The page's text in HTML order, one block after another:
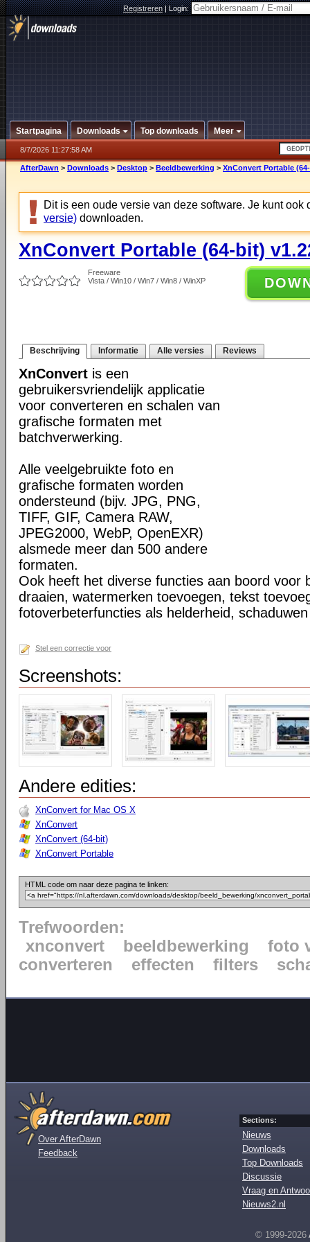
Registreren|Login:
Startpagina Downloads Top downloads Meer
8/7/2026 11:27:58 AM
AfterDawn > Downloads > Desktop > Beeldbewerking > XnConvert Portable
Dit is een oude versie van deze software. Je kunt ook
versie) downloaden.
XnConvert Portable (64-bit)
Freeware
Vista / Win10 / Win7 / Win8 / WinXP
Beschrijving Informatie Alle versies Reviews
XnConvert is een
gebruikersvriendelijk applicatie
voor converteren en schalen van
grafische formaten met
batchverwerking.
Alle veelgebruikte foto en
grafische formaten worden
ondersteund (bijv. JPG, PNG,
TIFF, GIF, Camera RAW,
JPEG2000, WebP, OpenEXR)
alsmede meer dan 500 andere
formaten.
Ook heeft het diverse functies aan boord voor
draaien, watermerken toevoegen, tekst
fotoverbeterfuncties als helderheid,
Stel een correctie voor
Screenshots:
Andere edities:
XnConvert for Mac OS X
XnConvert
XnConvert (64-bit)
XnConvert Portable
HTML code om naar deze pagina te linken:
Trefwoorden:
xnconvert
beeldbewerking
foto
converteren
effecten filters
Over AfterDawn
Feedback
Sections:
Nieuws
Downloads
Top Downloads
Discussie
Vraag en
Nieuws2.nl
© 1999-2026